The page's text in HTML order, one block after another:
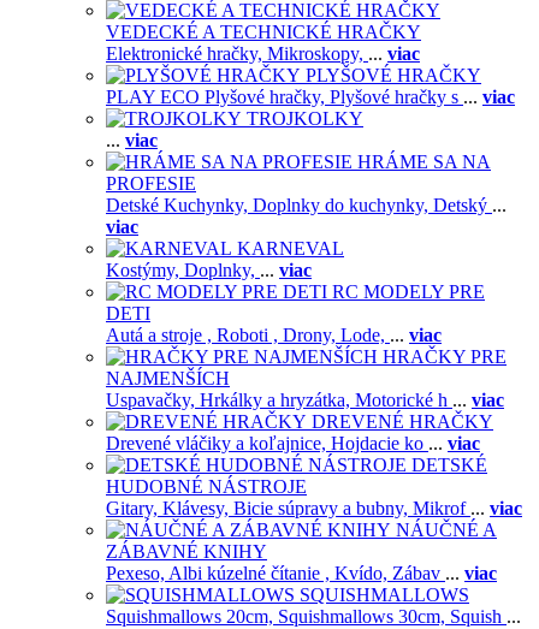
VEDECKÉ A TECHNICKÉ HRAČKY
Elektronické hračky, Mikroskopy, ... viac
PLYŠOVÉ HRAČKY
PLAY ECO Plyšové hračky, Plyšové hračky s ... viac
TROJKOLKY
... viac
HRÁME SA NA
PROFESIE
Detské Kuchynky, Doplnky do kuchynky, Detský ...
viac
KARNEVAL
Kostýmy, Doplnky, ... viac
RC MODELY PRE
DETI
Autá a stroje , Roboti , Drony, Lode, ... viac
HRAČKY PRE
NAJMENŠÍCH
Uspavačky, Hrkálky a hryzátka, Motorické h ... viac
DREVENÉ HRAČKY
Drevené vláčiky a koľajnice, Hojdacie ko ... viac
DETSKÉ
HUDOBNÉ NÁSTROJE
Gitary, Klávesy, Bicie súpravy a bubny, Mikrof ... viac
NÁUČNÉ A
ZÁBAVNÉ KNIHY
Pexeso, Albi kúzelné čítanie , Kvído, Zábav ... viac
SQUISHMALLOWS
Squishmallows 20cm, Squishmallows 30cm, Squish ...